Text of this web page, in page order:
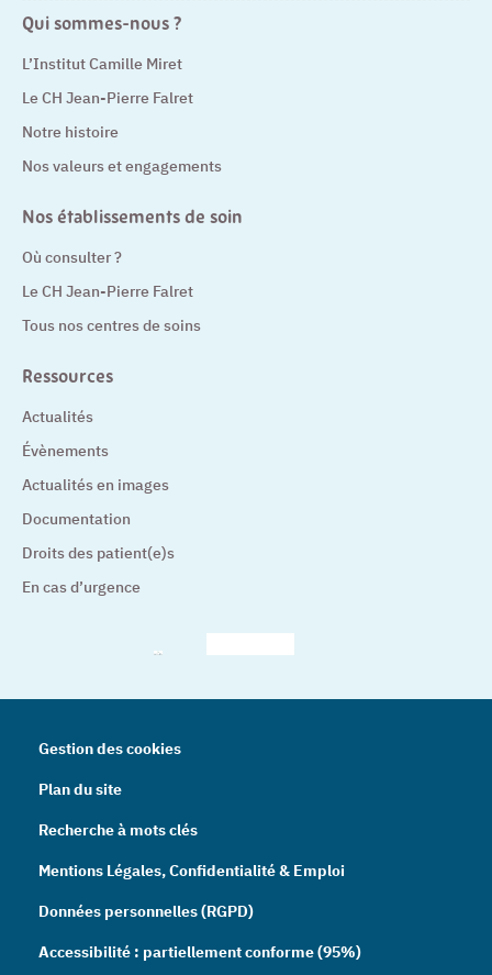
Qui sommes-nous ?
L’Institut Camille Miret
Le CH Jean-Pierre Falret
Notre histoire
Nos valeurs et engagements
Nos établissements de soin
Où consulter ?
Le CH Jean-Pierre Falret
Tous nos centres de soins
Ressources
Actualités
Évènements
Actualités en images
Documentation
Droits des patient(e)s
En cas d’urgence
Gestion des cookies
Plan du site
Recherche à mots clés
Mentions Légales, Confidentialité & Emploi
Données personnelles (RGPD)
Accessibilité : partiellement conforme (95%)